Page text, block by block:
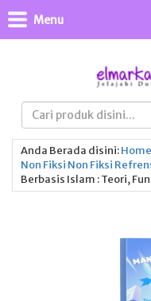
Menu
Anda Berada disini:Home
Non Fiksi Non Fiksi
Berbasis Islam : Teori,